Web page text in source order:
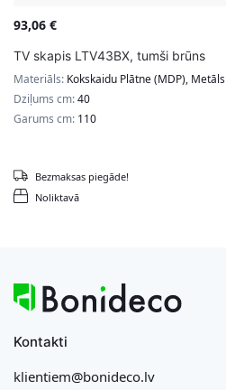
93,06 €
TV skapis LTV43BX, tumši brūns
Materiāls: Kokskaidu Plātne (MDP), Metāls
Dziļums cm:40
Garums cm: 110
Noliktavā
Bezmaksas piegāde!
Kontakti
klientiem@bonideco.lv